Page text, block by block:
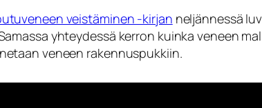
veistäminen -kirjan neljännessä
yhteydessä kerron kuinka veneen
veneen rakennuspukkiin.